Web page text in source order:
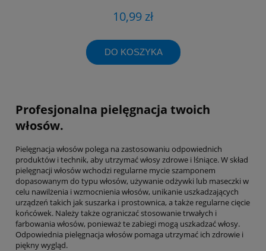
10,99 zł
DO KOSZYKA
Profesjonalna pielęgnacja twoich
włosów.
Pielęgnacja włosów polega na zastosowaniu odpowiednich
produktów i technik, aby utrzymać włosy zdrowe i lśniące. W skład
pielęgnacji włosów wchodzi regularne mycie szamponem
dopasowanym do typu włosów, używanie odżywki lub maseczki w
celu nawilżenia i wzmocnienia włosów, unikanie uszkadzających
urządzeń takich jak suszarka i prostownica, a także regularne cięcie
końcówek. Należy także ograniczać stosowanie trwałych i
farbowania włosów, ponieważ te zabiegi mogą uszkadzać włosy.
Odpowiednia pielęgnacja włosów pomaga utrzymać ich zdrowie i
piękny wygląd.